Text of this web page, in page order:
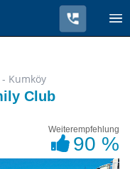
Kumköy
Club
Weiterempfehlung
90 %